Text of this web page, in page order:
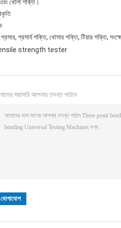
খোলা শক্তি।
প্রসার্য শক্তি, খোসার শক্তি, টিয়ার শক্তি,
strength tester
সরাসরি আপনার তদন্ত পাঠান